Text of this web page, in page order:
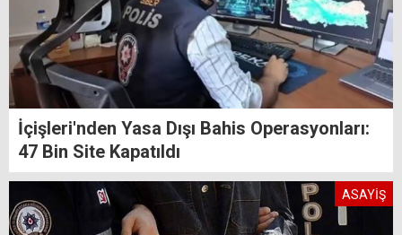
İçişleri'nden Yasa Dışı Bahis Operasyonları:
47 Bin Site Kapatıldı
ASAYİŞ